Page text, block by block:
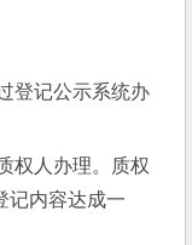
登记公示系统办
人办理。质权
记内容达成一